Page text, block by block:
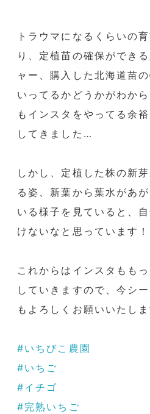
トラウマになるくらいの
り、定植苗の確保ができ
ャー、購入した北海道苗
いってるかどうかがわか
もインスタをやってる余
してきました…
しかし、定植した株の新
る姿、新葉から葉水があ
いる様子を見ていると、
けないなと思っています！
これからはインスタもも
していきますので、今シ
もよろしくお願いいたし
#いちびこ農園
#いちご
#イチゴ
#完熟いちご